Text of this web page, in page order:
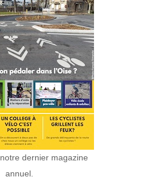
notre dernier magazine
annuel.